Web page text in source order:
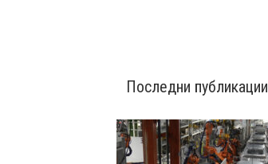
Последни публикации